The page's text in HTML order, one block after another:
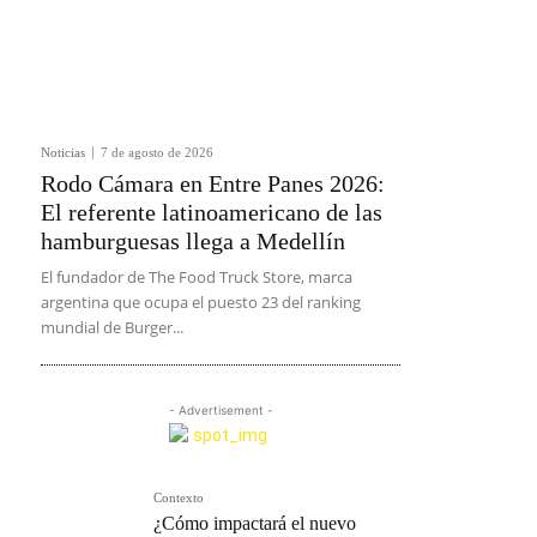
Noticias 7 de agosto de 2026
Rodo Cámara en Entre Panes 2026:
El referente latinoamericano de las
hamburguesas llega a Medellín
El fundador de The Food Truck Store, marca
argentina que ocupa el puesto 23 del ranking
mundial de Burger...
- Advertisement -
Contexto
¿Cómo impactará el nuevo